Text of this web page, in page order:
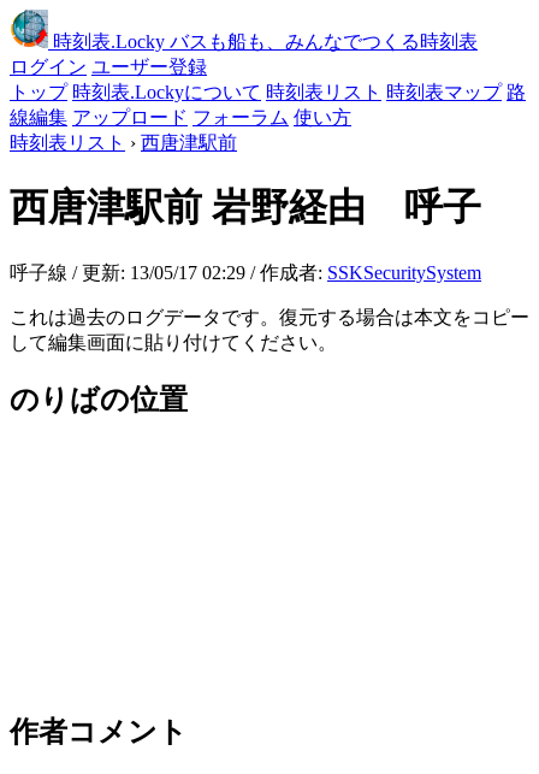
時刻表.Locky バスも船も、みんなでつくる時刻表
ログイン ユーザー登録
トップ 時刻表.Lockyについて 時刻表リスト 時刻表マップ 路
線編集 アップロード フォーラム 使い方
時刻表リスト › 西唐津駅前
西唐津駅前 岩野経由 呼子
呼子線 / 更新: 13/05/17 02:29 / 作成者: SSKSecuritySystem
これは過去のログデータです。復元する場合は本文をコピー
して編集画面に貼り付けてください。
のりばの位置
作者コメント